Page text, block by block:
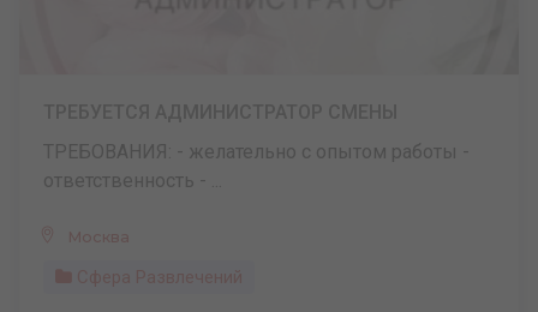
ТРЕБОВАНИЯ: - желательно с опытом работы -
ответственность - ...
Москва
Сфера Развлечений